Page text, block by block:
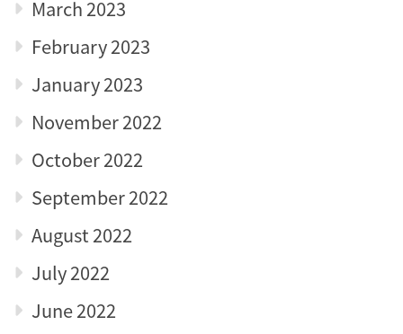
March 2023
February 2023
January 2023
November 2022
October 2022
September 2022
August 2022
July 2022
June 2022